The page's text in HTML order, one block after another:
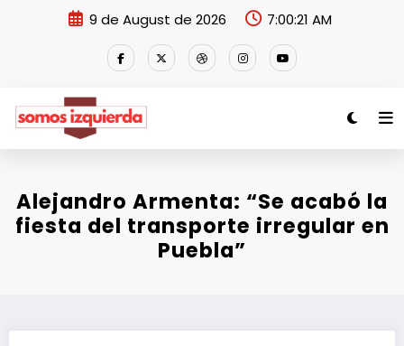
9 de August de 2026 7:00:21 AM
Alejandro Armenta: “Se acabó la
fiesta del transporte irregular en
Puebla”